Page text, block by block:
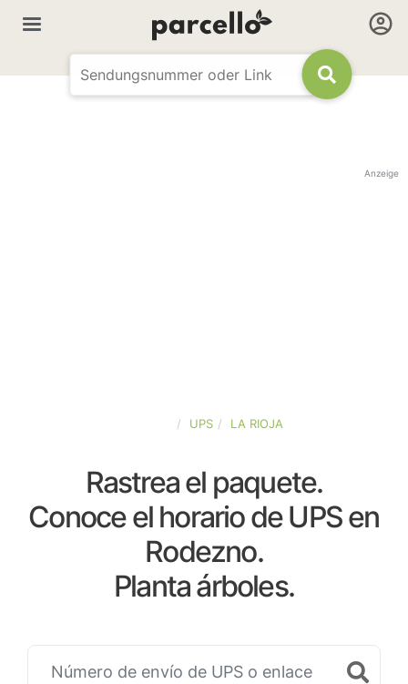
Anzeige
UPS LA RIOJA
Rastrea el paquete.
Conoce el horario de UPS en
Rodezno.
Planta árboles.